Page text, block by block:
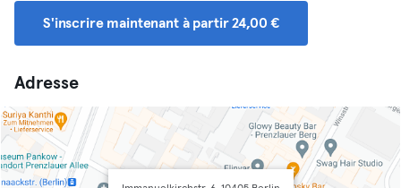
S'inscrire maintenant à partir 24,00 €
Adresse